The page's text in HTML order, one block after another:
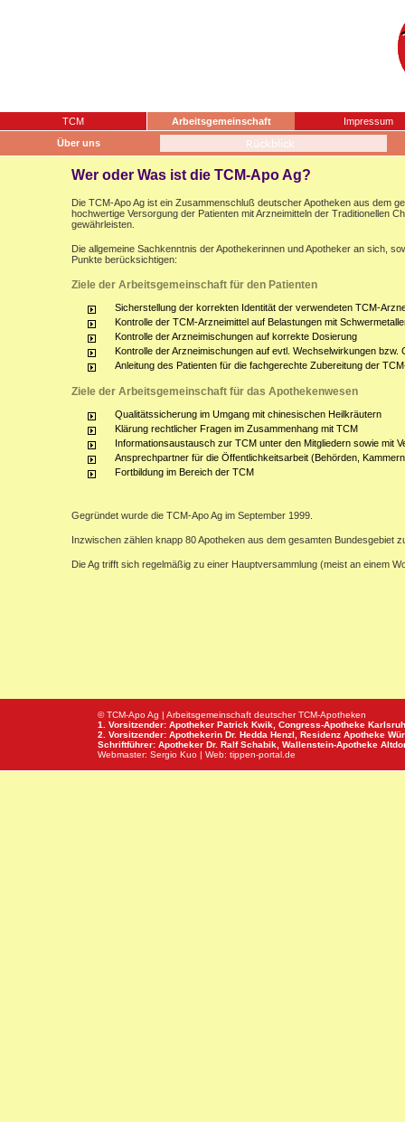
TCM Arbeitsgemeinschaft
Impressum
Über uns
Wer oder Was ist die TCM-Apo Ag?
Die TCM-Apo Ag ist ein Zusammenschluß deutscher Apotheken aus dem
hochwertige Versorgung der Patienten mit Arzneimitteln der Traditionellen
gewährleisten.
Die allgemeine Sachkenntnis der Apothekerinnen und Apotheker an sich,
Punkte berücksichtigen:
Ziele der Arbeitsgemeinschaft für den Patienten
Sicherstellung der korrekten Identität der verwendeten TCM-
Kontrolle der TCM-Arzneimittel auf Belastungen mit
Kontrolle der Arzneimischungen auf korrekte Dosierung
Kontrolle der Arzneimischungen auf evtl. Wechselwirkungen
Anleitung des Patienten für die fachgerechte Zubereitung der
Ziele der Arbeitsgemeinschaft für das Apothekenwesen
Qualitätssicherung im Umgang mit chinesischen Heilkräutern
Klärung rechtlicher Fragen im Zusammenhang mit TCM
Informationsaustausch zur TCM unter den Mitgliedern sowie mit
Ansprechpartner für die Öffentlichkeitsarbeit (Behörden,
Fortbildung im Bereich der TCM
Gegründet wurde die TCM-Apo Ag im September 1999.
Inzwischen zählen knapp 80 Apotheken aus dem gesamten Bundesgebiet
Die Ag trifft sich regelmäßig zu einer Hauptversammlung (meist an einem
© TCM-Apo Ag | Arbeitsgemeinschaft deutscher TCM-Apotheken
1. Vorsitzender: Apotheker Patrick Kwik, Congress-Apotheke
2. Vorsitzender: Apothekerin Dr. Hedda Henzl, Residenz Apotheke
Schriftführer: Apotheker Dr. Ralf Schabik, Wallenstein-Apotheke
Webmaster: Sergio Kuo | Web: tippen-portal.de